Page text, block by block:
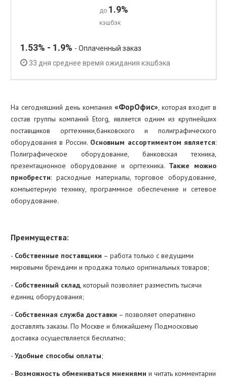
до 1.9%
кэшбэк
1.53% - 1.9% - Оплаченный заказ
33 дня среднее время ожидания кэшбэка
На сегодняшний день компания «ФорОфис», которая входит в
состав группы компаний Etorg, является одним из крупнейших
поставщиков оргтехники,банковского и полиграфического
оборудования в России. Основным ассортиментом является:
Полиграфическое оборудование, банковская техника,
презентационное оборудование и оргтехника. Также можно
приобрести: расходные материалы, торговое оборудование,
компьютерную технику, программное обеспечение и сетевое
оборудование.
Преимущества:
- Собственные поставщики – работа только с ведущими
мировыми брендами и продажа только оригинальных товаров;
- Собственный склад, который позволяет разместить тысячи
единиц оборудования;
- Собственная служба доставки – позволяет оперативно
доставлять заказы. По Москве и ближайшему Подмосковью
доставка осуществляется бесплатно;
- Удобные способы оплаты;
- Возможность обмениваться мнениями и читать комментарии